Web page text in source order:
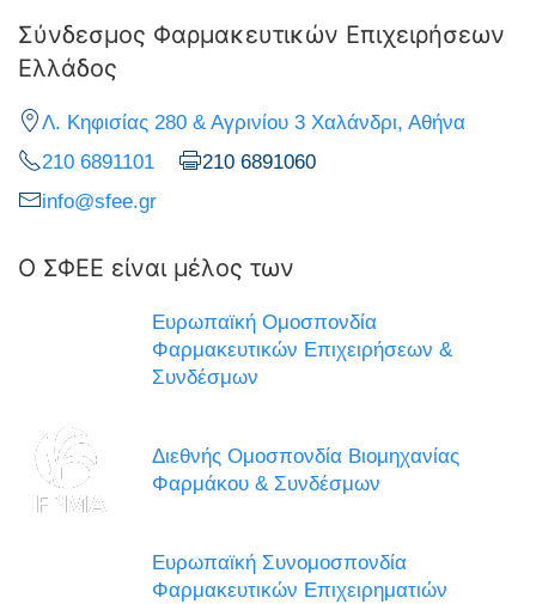
Σύνδεσμος Φαρμακευτικών Επιχειρήσεων
Ελλάδος
Λ. Κηφισίας 280 & Αγρινίου 3 Χαλάνδρι, Αθήνα
210 6891101
210 6891060
info@sfee.gr
Ο ΣΦΕΕ είναι μέλος των
Ευρωπαϊκή Ομοσπονδία
Φαρμακευτικών Επιχειρήσεων &
Συνδέσμων
Διεθνής Ομοσπονδία Βιομηχανίας
Φαρμάκου & Συνδέσμων
Ευρωπαϊκή Συνομοσπονδία
Φαρμακευτικών Επιχειρηματιών